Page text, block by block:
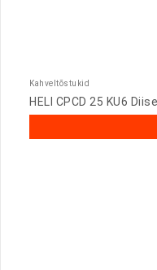
Kahveltõstukid
HELI CPCD 25 KU6